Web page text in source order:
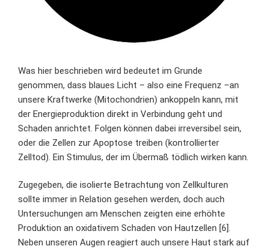
Was hier beschrieben wird bedeutet im Grunde
genommen, dass blaues Licht – also eine Frequenz –an
unsere Kraftwerke (Mitochondrien) ankoppeln kann, mit
der Energieproduktion direkt in Verbindung geht und
Schaden anrichtet. Folgen können dabei irreversibel sein,
oder die Zellen zur Apoptose treiben (kontrollierter
Zelltod). Ein Stimulus, der im Übermaß tödlich wirken kann.
Zugegeben, die isolierte Betrachtung von Zellkulturen
sollte immer in Relation gesehen werden, doch auch
Untersuchungen am Menschen zeigten eine erhöhte
Produktion an oxidativem Schaden von Hautzellen [6].
Neben unseren Augen reagiert auch unsere Haut stark auf